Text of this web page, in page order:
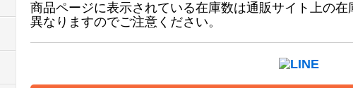
商品ページに表示されている在庫数は通販サイト上の
異なりますのでご注意ください。